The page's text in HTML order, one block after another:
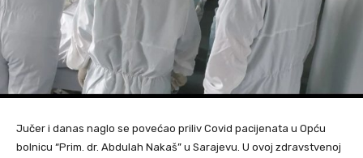
Jučer i danas naglo se povećao priliv Covid pacijenata u Opću
bolnicu “Prim. dr. Abdulah Nakaš” u Sarajevu. U ovoj zdravstvenoj